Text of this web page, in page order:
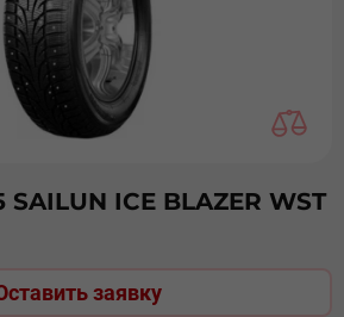
SAILUN ICE BLAZER WST
заявку